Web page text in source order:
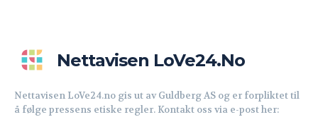
Nettavisen LoVe24.no
Nettavisen LoVe24.no gis ut av Guldberg AS og er forpliktet til
å følge pressens etiske regler. Kontakt oss via e-post her: